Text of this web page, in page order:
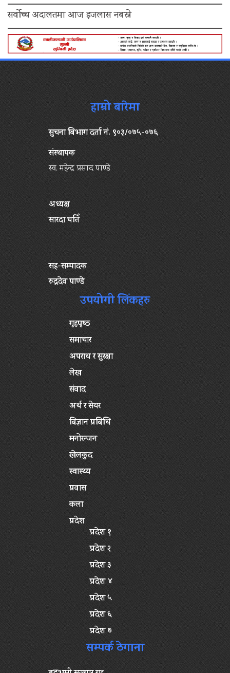
सर्वोच्च अदालतमा आज इजलास नबस्ने
हाम्रो बारेमा
सुचना बिभाग दर्ता नं. ९०३/०७५-०७६
संस्थापक
स्व. महेन्द्र प्रसाद पाण्डे
अध्यक्ष
सारदा घर्ति
सह-सम्पादक
रुद्रदेव पाण्डे
उपयोगी लिंकहरु
गृहपृष्‍ठ
समाचार
अपराध र सुरक्षा
लेख
संवाद
अर्थ र सेयर
बिज्ञान प्रबिधि
मनोरन्जन
खेलकुद
स्वास्थ्य
प्रवास
कला
प्रदेश
प्रदेश १
प्रदेश २
प्रदेश ३
प्रदेश ४
प्रदेश ५
प्रदेश ६
प्रदेश ७
सम्पर्क ठेगाना